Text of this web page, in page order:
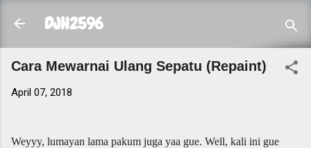
DJH2596
Cara Mewarnai Ulang Sepatu (Repaint)
April 07, 2018
Weyyy, lumayan lama pakum juga yaa gue. Well, kali ini gue